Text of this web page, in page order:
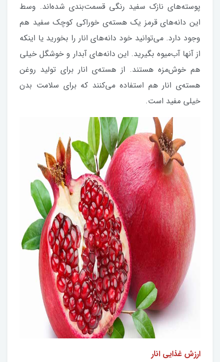
پوسته‌های نازک سفید رنگی قسمت‌بندی شده‌اند. وسط
این دانه‌های قرمز یک هسته‌ی خوراکی کوچک سفید هم
وجود دارد. می‌توانید خود دانه‌های انار را بخورید یا اینکه
از آنها آب‌میوه بگیرید.‌ این دانه‌های آبدار و خوشگل خیلی
هم خوش‌مزه هستند. از هسته‌ی انار برای تولید روغن
هسته‌ی انار هم استفاده می‌کنند که برای سلامت بدن
خیلی مفید است.‌
ارزش غذایی انار